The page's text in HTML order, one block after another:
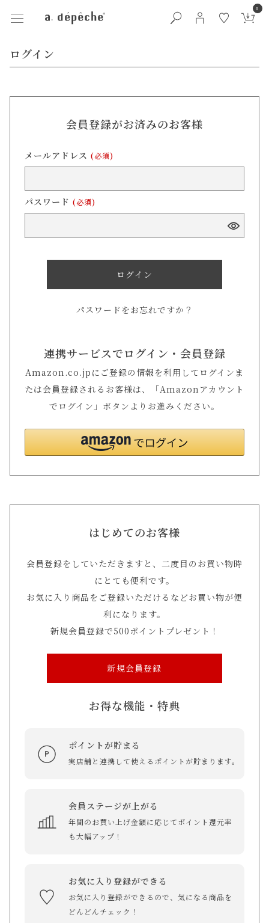
0
ログイン
会員登録がお済みのお客様
メールアドレス (必須)
パスワード (必須)
ログイン
パスワードをお忘れですか？
連携サービスでログイン・会員登録
Amazon.co.jpにご登録の情報を利用してログインま
たは会員登録されるお客様は、「Amazonアカウント
でログイン」ボタンよりお進みください。
はじめてのお客様
会員登録をしていただきますと、二度目のお買い物時
にとても便利です。
お気に入り商品をご登録いただけるなどお買い物が便
利になります。
新規会員登録で500ポイントプレゼント！
新規会員登録
お得な機能・特典
ポイントが貯まる
実店舗と連携して使えるポイントが貯まります。
会員ステージが上がる
年間のお買い上げ金額に応じてポイント還元率
も大幅アップ！
お気に入り登録ができる
お気に入り登録ができるので、気になる商品を
どんどんチェック！